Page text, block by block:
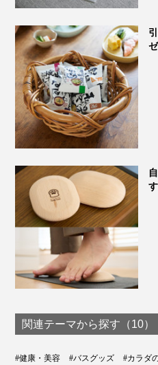
関連テーマから探す（10）
#健康・美容 #バスグッズ #カラダ